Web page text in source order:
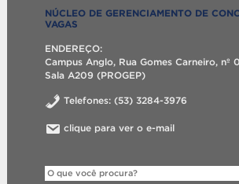
NÚCLEO DE GERENCIAMENTO DE
VAGAS
ENDEREÇO:
Campus Anglo, Rua Gomes Carneiro, nº
Sala A209 (PROGEP)
Telefones: (53) 3284-3976
clique para ver o e-mail